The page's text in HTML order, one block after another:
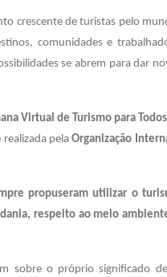
crescente de turistas pelo
comunidades e
se abrem para dar
Virtual de Turismo para
realizada pelaOrganização
propuseram utilizar o
respeito ao meio
sobre o próprio significado